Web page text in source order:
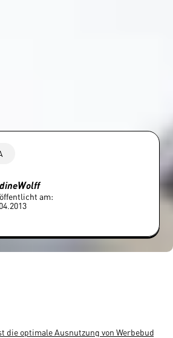
Wolff
am:
die optimale Ausnutzung von Werbebudget”